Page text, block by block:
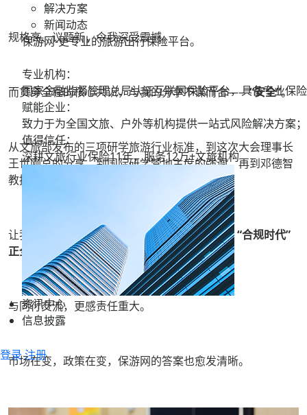
解决方案
新闻动态
保游网-更专业的旅游出行保险平台。
专业机构：
国家金融监督管理总局认证互联网保险平台，具备专业保
赋能企业：
致力于为全国文旅、户外等机构提供一站式风险解决方案；
值得信任：
深耕文旅行业保险11年，服务12万+文旅机构
资讯中心
信息披露
登录注册
规格高、议题新，令我深受震撼。
而贯穿全程的核心共识，与我的分享不谋而合——“安全”。
从文旅部发布的三项研学旅游行业标准，到这次大会理事长
王世刚总的分享，到国际研学营地主席的强调，再到邓德智
教授团队编写的《全国研学服务标准》......
让我深刻意识到：研学的“草莽时代”已经结束，“合规时代”
正全面到来。
与同行交流，更感责任重大。
市场在变，政策在变，保游网的答案也愈发清晰。